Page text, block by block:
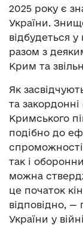
2025 року є
України.
відбудеться
разом з
Крим та
Як
та
Кримського
подібно до
так і
можна
це початок
відповідно, —
України у